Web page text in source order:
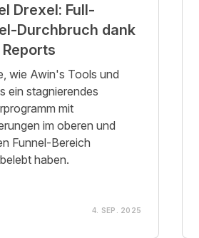
Drexel: Full-
Durchbruch dank
wie Awin's Tools und
ein stagnierendes
mit
im oberen und
Funnel-Bereich
haben.
4. SEP. 2025